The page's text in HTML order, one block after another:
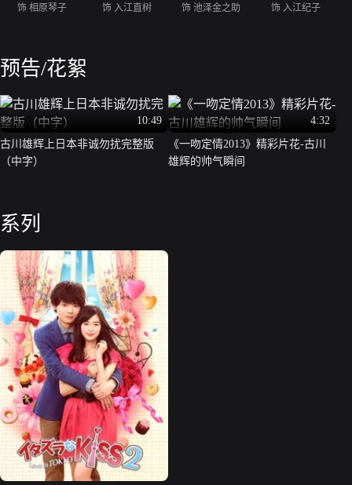
饰 相原琴子 饰 入江直树 饰 池泽金之助 饰 入江纪子
预告/花絮
10:49
古川雄辉上日本非诚勿扰完整版
（中字）
4:32
《一吻定情2013》精彩片花-古川
雄辉的帅气瞬间
系列